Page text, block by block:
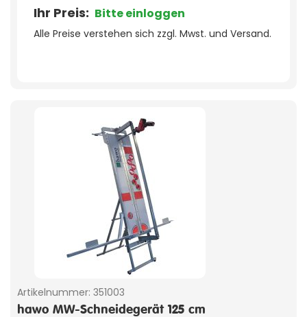
Ihr Preis: Bitte einloggen
Alle Preise verstehen sich zzgl. Mwst. und Versand.
Artikelnummer: 351003
hawo MW-Schneidegerät 125 cm